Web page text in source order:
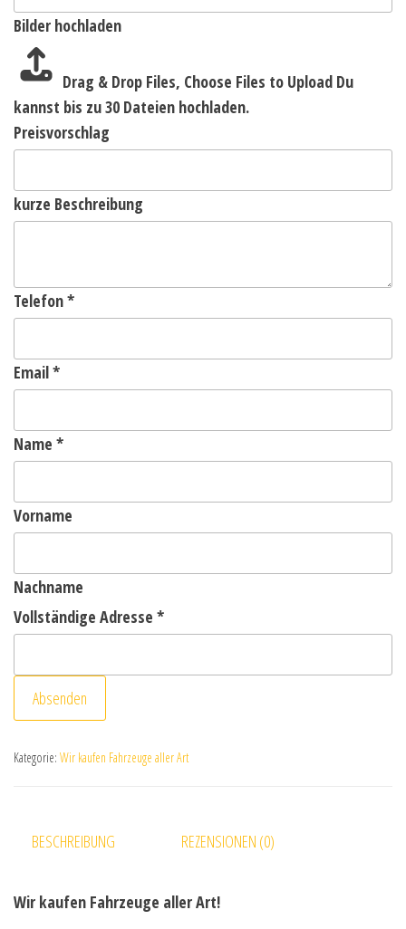
Bilder hochladen
Drag & Drop Files, Choose Files to Upload Du
kannst bis zu 30 Dateien hochladen.
Preisvorschlag
kurze Beschreibung
Telefon*
Email*
Name *
Vorname
Nachname
Vollständige Adresse *
Absenden
Kategorie: Wir kaufen Fahrzeuge aller Art
BESCHREIBUNG REZENSIONEN (0)
Wir kaufen Fahrzeuge aller Art!